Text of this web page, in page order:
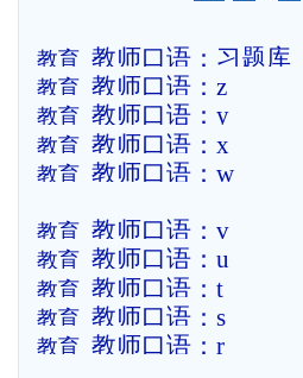
教育 教师口语：习题库
教育 教师口语：z
教育 教师口语：y
教育 教师口语：x
教育 教师口语：w
教育 教师口语：v
教育 教师口语：u
教育 教师口语：t
教育 教师口语：s
教育 教师口语：r